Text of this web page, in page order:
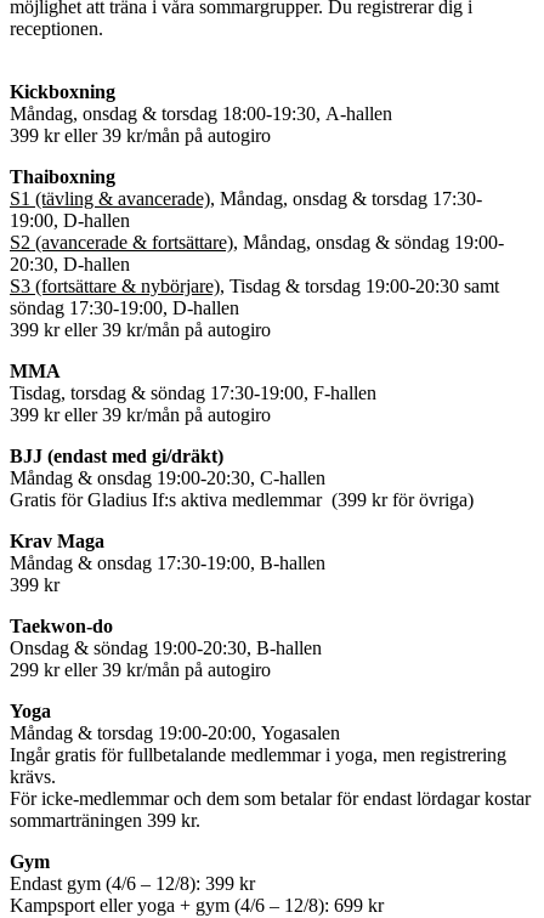
möjlighet att träna i våra sommargrupper. Du registrerar dig i
receptionen.
Kickboxning
Måndag, onsdag & torsdag 18:00-19:30, A-hallen
399 kr eller 39 kr/mån på autogiro
Thaiboxning
S1 (tävling & avancerade), Måndag, onsdag & torsdag 17:30-
19:00, D-hallen
S2 (avancerade & fortsättare), Måndag, onsdag & söndag 19:00-
20:30, D-hallen
S3 (fortsättare & nybörjare), Tisdag & torsdag 19:00-20:30 samt
söndag 17:30-19:00, D-hallen
399 kr eller 39 kr/mån på autogiro
MMA
Tisdag, torsdag & söndag 17:30-19:00, F-hallen
399 kr eller 39 kr/mån på autogiro
BJJ (endast med gi/dräkt)
Måndag & onsdag 19:00-20:30, C-hallen
Gratis för Gladius If:s aktiva medlemmar (399 kr för övriga)
Krav Maga
Måndag & onsdag 17:30-19:00, B-hallen
399 kr
Taekwon-do
Onsdag & söndag 19:00-20:30, B-hallen
299 kr eller 39 kr/mån på autogiro
Yoga
Måndag & torsdag 19:00-20:00, Yogasalen
Ingår gratis för fullbetalande medlemmar i yoga, men registrering
krävs.
För icke-medlemmar och dem som betalar för endast lördagar kostar
sommarträningen 399 kr.
Gym
Endast gym (4/6 – 12/8): 399 kr
Kampsport eller yoga + gym (4/6 – 12/8): 699 kr